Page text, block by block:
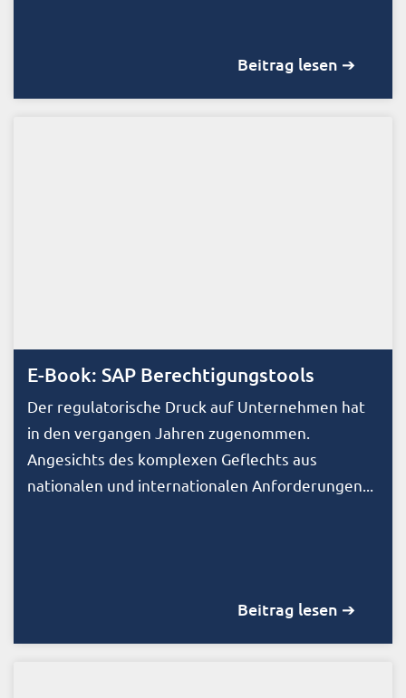
Beitrag lesen ➔
E-Book: SAP Berechtigungstools
Der regulatorische Druck auf Unternehmen hat
in den vergangen Jahren zugenommen.
Angesichts des komplexen Geflechts aus
nationalen und internationalen Anforderungen...
Beitrag lesen ➔